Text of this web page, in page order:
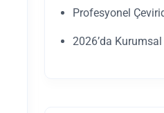
Profesyonel
2026’da